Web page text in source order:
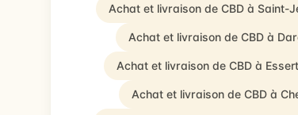
Achat et livraison de CBD à Saint-
Achat et livraison de CBD à
Achat et livraison de CBD à
Achat et livraison de CBD à